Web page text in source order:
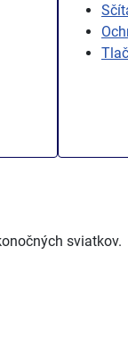
sviatkov.